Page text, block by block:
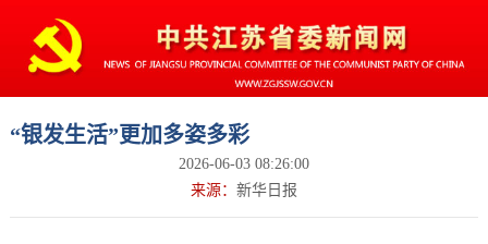
“银发生活”更加多姿多彩
2026-06-03 08:26:00
来源： 新华日报